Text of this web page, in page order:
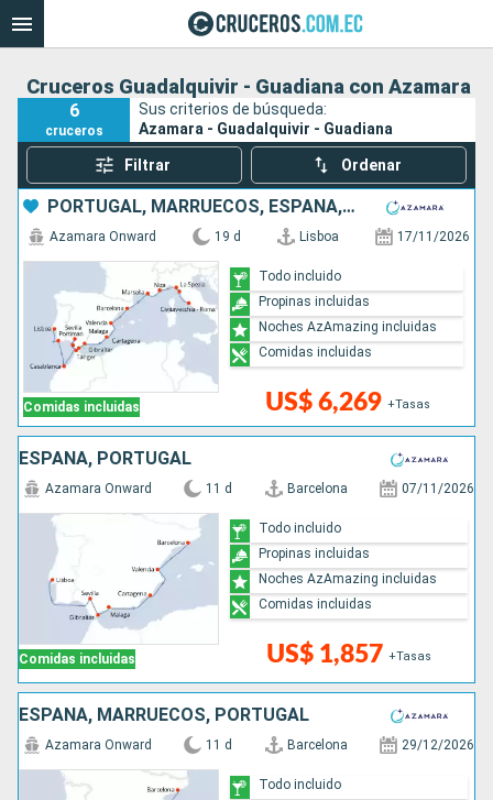
Cruceros Guadalquivir - Guadiana con Azamara
6
cruceros
Sus criterios de búsqueda:
Azamara - Guadalquivir - Guadiana
Filtrar Ordenar
PORTUGAL, MARRUECOS, ESPAÑA, FRANCIA, ITALIA
Comidas incluidas
Azamara Onward 19 d Lisboa 17/11/2026
US$ 6,269 +Tasas
Todo incluido
Propinas incluidas
Noches AzAmazing incluidas
Comidas incluidas
ESPAÑA, PORTUGAL
Comidas incluidas
Azamara Onward 11 d Barcelona 07/11/2026
US$ 1,857 +Tasas
Todo incluido
Propinas incluidas
Noches AzAmazing incluidas
Comidas incluidas
ESPAÑA, MARRUECOS, PORTUGAL
Azamara Onward 11 d Barcelona 29/12/2026
Todo incluido